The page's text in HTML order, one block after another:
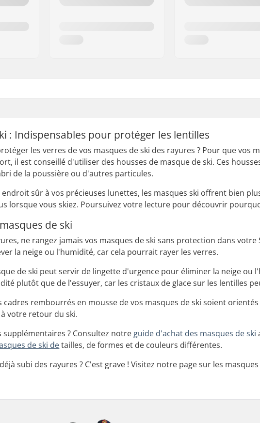
: Indispensables pour protéger les lentilles
les verres de vos masques de ski des rayures ? Pour que vos
il est conseillé d'utiliser des housses de masque de ski. Ces
de la poussière ou d'autres particules.
sûr à vos précieuses lunettes, les masques ski offrent bien
lorsque vous skiez. Poursuivez votre lecture pour découvrir
de ski
ne rangez jamais vos masques de ski sans protection dans
la neige ou l'humidité, car cela pourrait rayer les verres.
de ski peut servir de lingette d'urgence pour éliminer la neige ou
plutôt que de l'essuyer, car les cristaux de glace sur les lentilles
cadres rembourrés en mousse de vos masques de ski soient
votre retour du ski.
supplémentaires ? Consultez notre guide d'achat des masques de ski
de ski detailles, de formes et de couleurs différentes.
subi des rayures ? C'est grave ! Visitez notre page sur les masques